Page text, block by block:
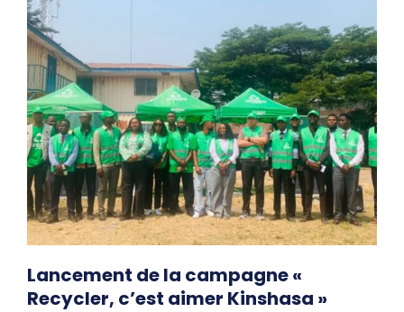
Lancement de la campagne «
Recycler, c’est aimer Kinshasa »